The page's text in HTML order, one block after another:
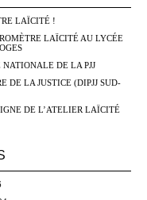
LAÏCITÉ !
LAÏCITÉ AU LYCÉE
DE LA PJJ
DE LA JUSTICE (DIPJJ SUD-
DE L’ATELIER LAÏCITÉ